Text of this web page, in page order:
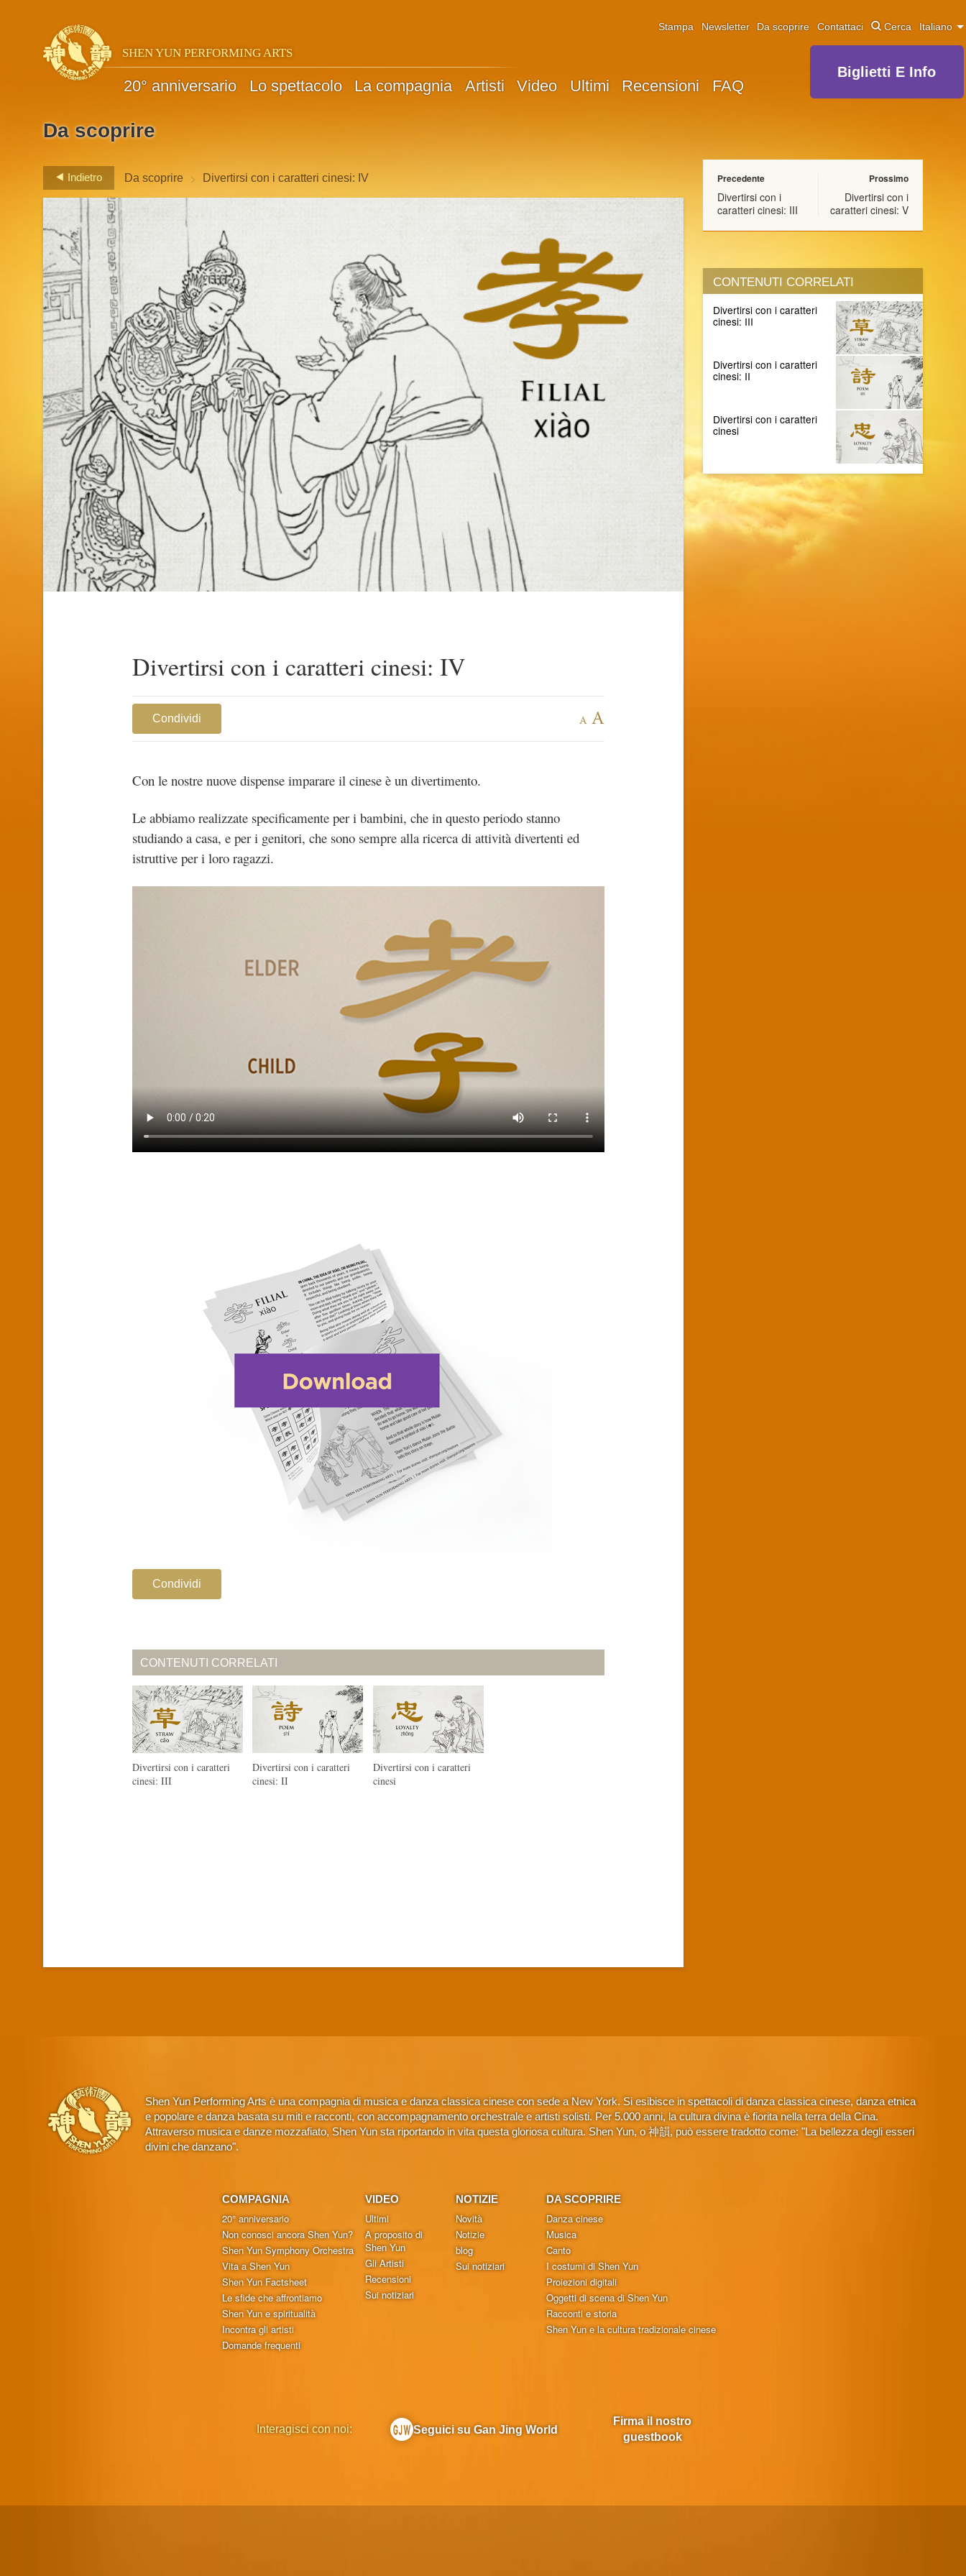
SHEN YUN PERFORMING ARTS
20° anniversario Lo spettacolo La compagnia Artisti Video Ultimi Recensioni FAQ
Stampa Newsletter Da scoprire Contattaci Cerca Italiano
Biglietti E Info
Da scoprire
Indietro Da scoprire > Divertirsi con i caratteri cinesi: IV
Divertirsi con i caratteri cinesi: IV
Condividi A A
Con le nostre nuove dispense imparare il cinese è un divertimento.
Le abbiamo realizzate specificamente per i bambini, che in questo periodo stanno
studiando a casa, e per i genitori, che sono sempre alla ricerca di attività divertenti ed
istruttive per i loro ragazzi.
Condividi
CONTENUTI CORRELATI
Divertirsi con i caratteri
cinesi: III
Divertirsi con i caratteri
cinesi: II
Divertirsi con i caratteri
cinesi
Precedente
Divertirsi con i
caratteri cinesi: III
Prossimo
Divertirsi con i
caratteri cinesi: V
CONTENUTI CORRELATI
Divertirsi con i caratteri
cinesi: III
Divertirsi con i caratteri
cinesi: II
Divertirsi con i caratteri
cinesi
Shen Yun Performing Arts è una compagnia di musica e danza classica cinese con sede a New York. Si esibisce in spettacoli di danza classica cinese, danza etnica
e popolare e danza basata su miti e racconti, con accompagnamento orchestrale e artisti solisti. Per 5.000 anni, la cultura divina è fiorita nella terra della Cina.
Attraverso musica e danze mozzafiato, Shen Yun sta riportando in vita questa gloriosa cultura. Shen Yun, o 神韻, può essere tradotto come: "La bellezza degli esseri
divini che danzano".
COMPAGNIA
20° anniversario
Non conosci ancora Shen Yun?
Shen Yun Symphony Orchestra
Vita a Shen Yun
Shen Yun Factsheet
Le sfide che affrontiamo
Shen Yun e spiritualità
Incontra gli artisti
Domande frequenti
VIDEO
Ultimi
A proposito di
Shen Yun
Gli Artisti
Recensioni
Sui notiziari
NOTIZIE
Novità
Notizie
blog
Sui notiziari
DA SCOPRIRE
Danza cinese
Musica
Canto
I costumi di Shen Yun
Proiezioni digitali
Oggetti di scena di Shen Yun
Racconti e storia
Shen Yun e la cultura tradizionale cinese
Interagisci con noi: Seguici su Gan Jing World
Firma il nostro
guestbook